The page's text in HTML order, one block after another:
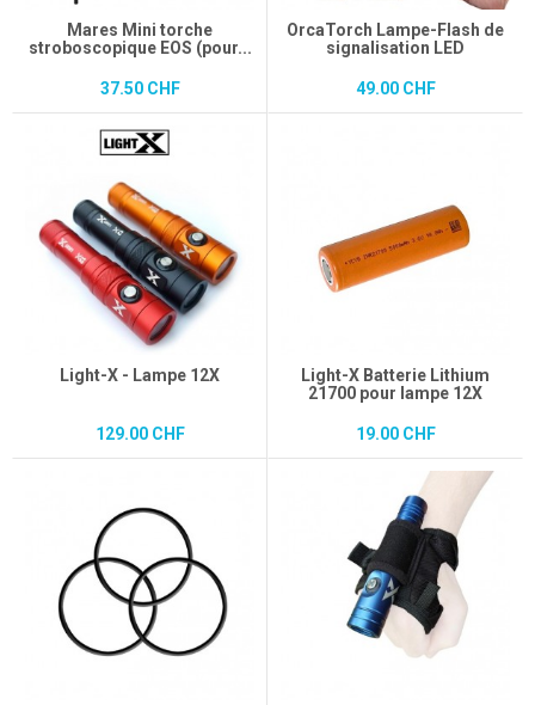
Mares Mini torche
stroboscopique EOS (pour...
37.50 CHF
OrcaTorch Lampe-Flash de
signalisation LED
49.00 CHF
Light-X - Lampe 12X
129.00 CHF
Light-X Batterie Lithium
21700 pour lampe 12X
19.00 CHF